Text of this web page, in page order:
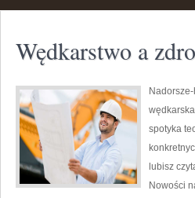
Wędkarstwo a
spotyka
lubisz
Nowości